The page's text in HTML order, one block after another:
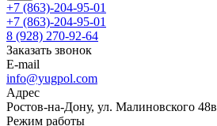
+7 (863)-204-95-01
+7 (863)-204-95-01
8 (928) 270-92-64
Заказать звонок
E-mail
info@yugpol.com
Адрес
Ростов-на-Дону, ул. Малиновского 48в
Режим работы